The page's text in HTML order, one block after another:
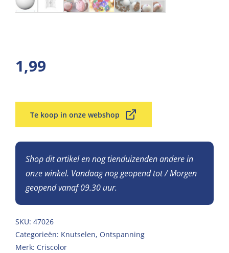
1,99
Te koop in onze webshop
Shop dit artikel en nog tienduizenden andere in
onze winkel. Vandaag nog geopend tot / Morgen
geopend vanaf 09.30 uur.
SKU: 47026
Categorieën: Knutselen, Ontspanning
Merk: Criscolor